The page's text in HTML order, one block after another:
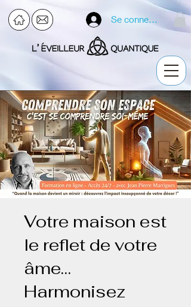
Se connecter
Votre maison est
le reflet de votre
âme…
Harmonisez